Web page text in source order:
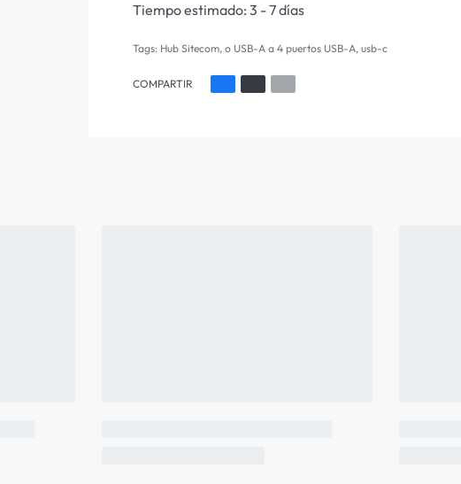
Tiempo estimado: 3 - 7 días
Tags: Hub Sitecom, o USB-A a 4 puertos USB-A‎, usb-c
COMPARTIR